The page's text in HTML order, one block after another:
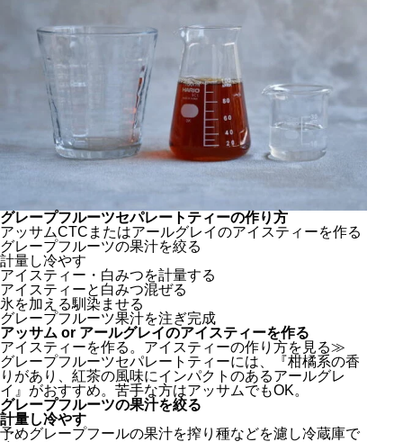
グレープフルーツセパレートティーの作り方
アッサムCTCまたはアールグレイのアイスティーを作る
グレープフルーツの果汁を絞る
計量し冷やす
アイスティー・白みつを計量する
アイスティーと白みつ混ぜる
氷を加える馴染ませる
グレープフルーツ果汁を注ぎ完成
アッサム or アールグレイのアイスティーを作る
アイスティーを作る。 アイスティーの作り方を見る≫
グレープフルーツセパレートティーには、『柑橘系の香
りがあり、紅茶の風味にインパクトのあるアールグレ
イ』がおすすめ。苦手な方はアッサムでもOK。
グレープフルーツの果汁を絞る
計量し冷やす
予めグレープフールの果汁を搾り種などを濾し冷蔵庫で